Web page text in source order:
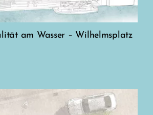
am Wasser – Wilhelmsplatz